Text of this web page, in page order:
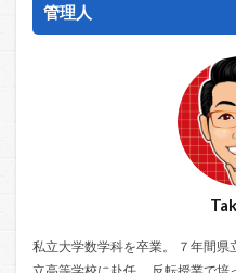
管理人
私立大学数学科を卒業。 ７年間